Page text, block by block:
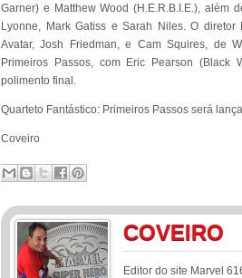
Garner) e Matthew Wood (H.E.R.B.I.E.), além
Lyonne, Mark Gatiss e Sarah Niles. O
Avatar, Josh Friedman, e Cam Squires, de
Primeiros Passos, com Eric Pearson
polimento final.
Quarteto Fantástico: Primeiros Passos será
Coveiro
COVEIRO
Editor do site Marvel